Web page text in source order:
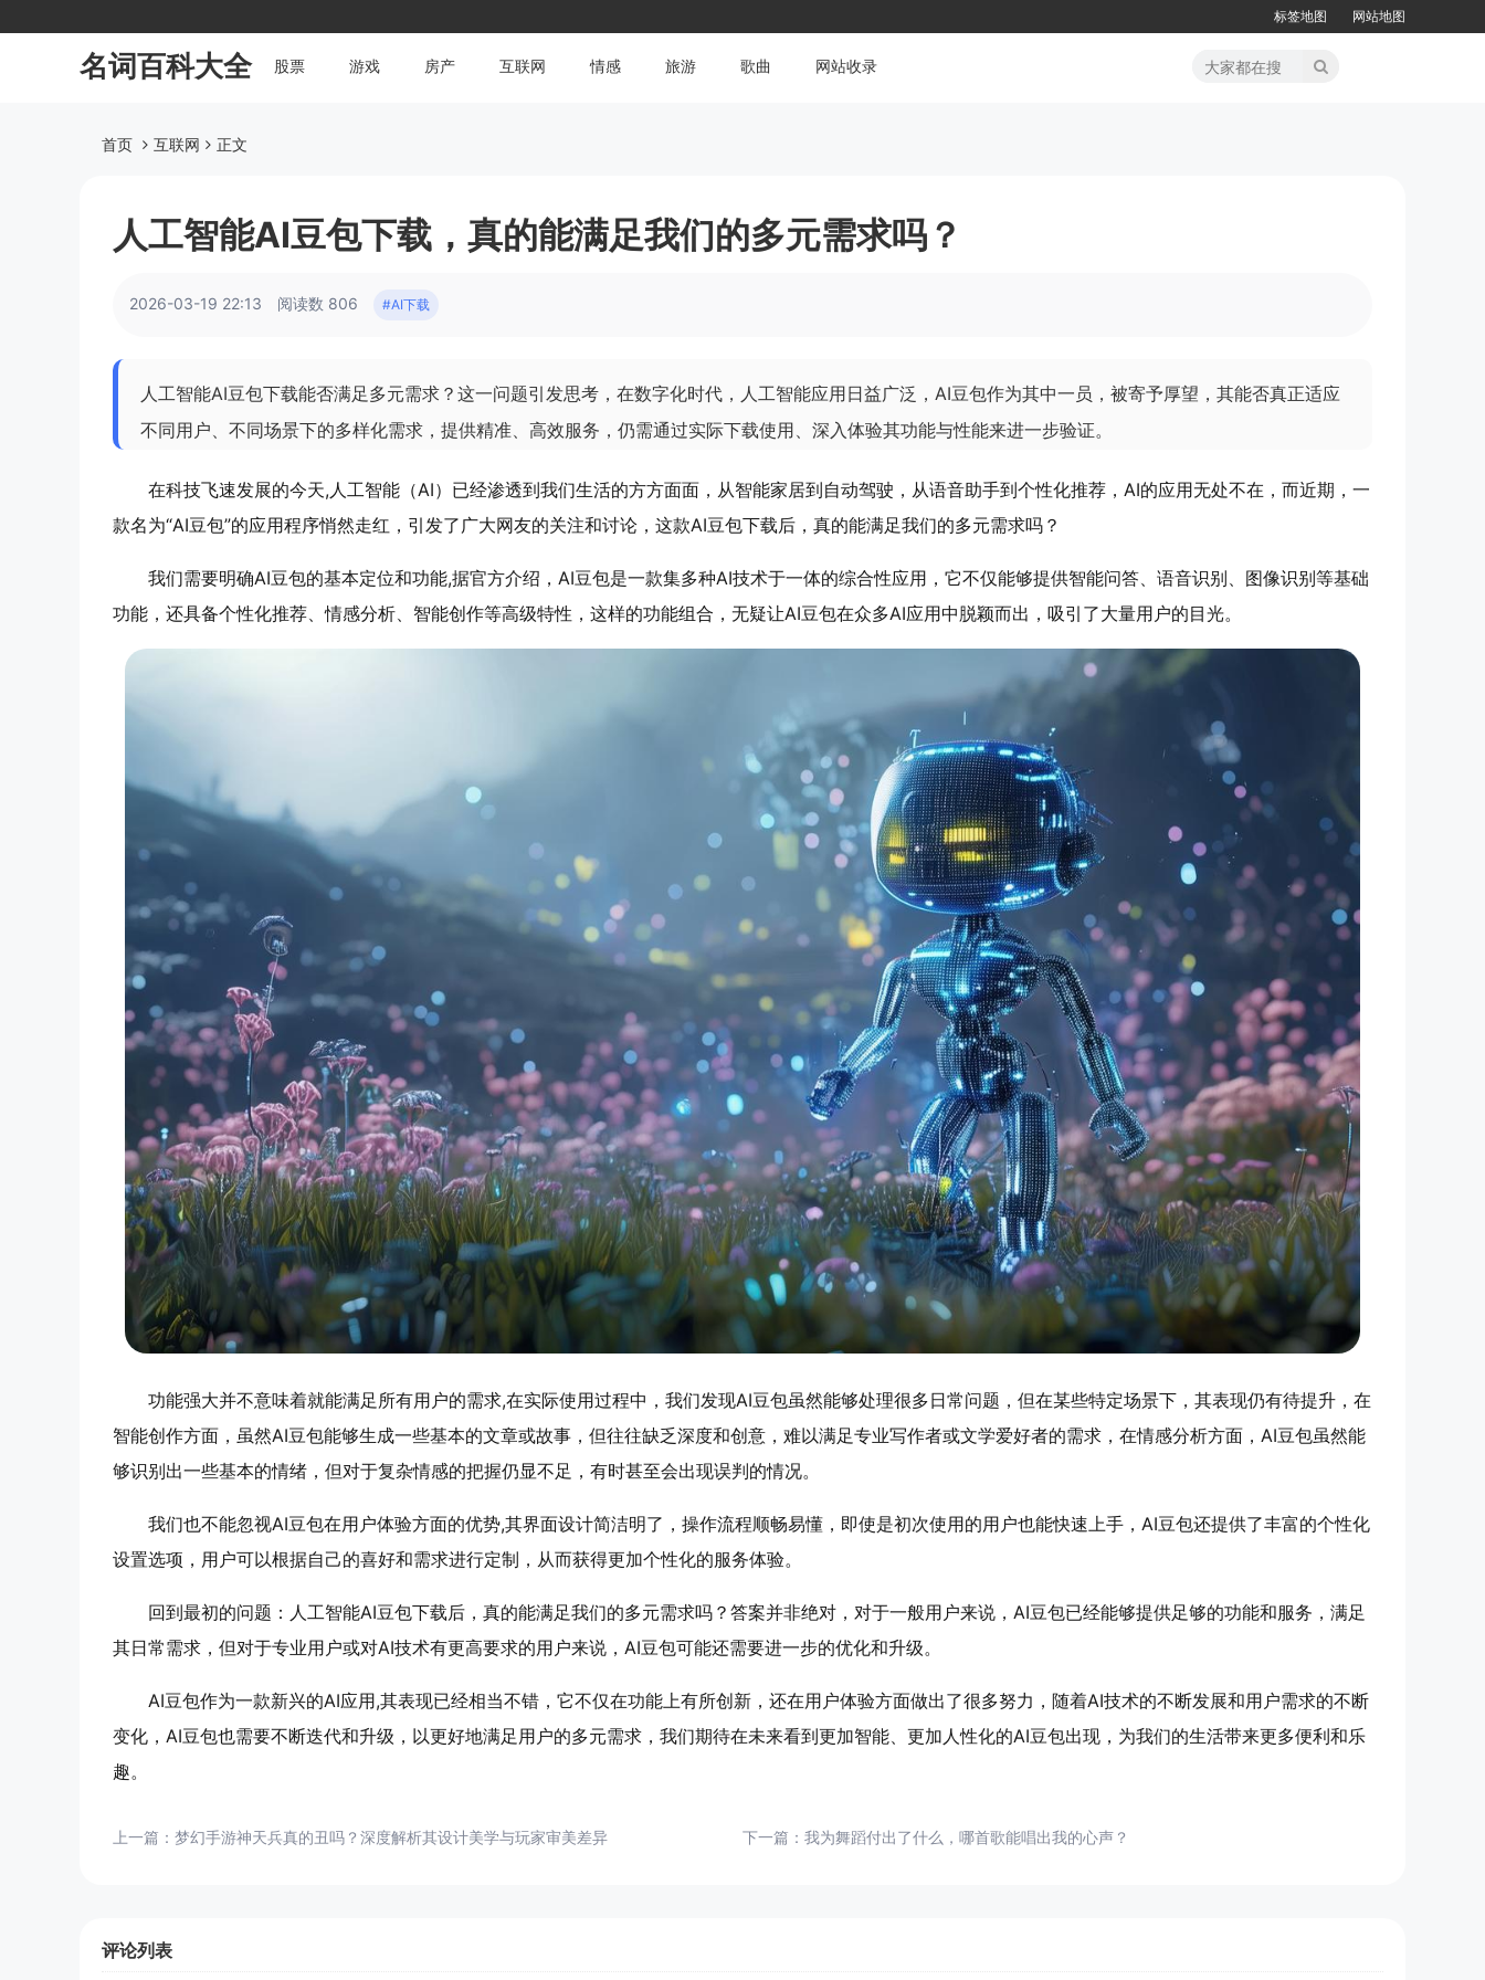
标签地图 网站地图
名词百科大全 股票 游戏 房产 互联网 情感 旅游 歌曲 网站收录
首页 互联网 正文
人工智能AI豆包下载，真的能满足我们的多元需求吗？
2026-03-19 22:13 阅读数 806 #AI下载
人工智能AI豆包下载能否满足多元需求？这一问题引发思考，在数字化时代，人工智能应用日益广泛，AI豆包作为其中一员，被寄予厚望，其能否真正适应
不同用户、不同场景下的多样化需求，提供精准、高效服务，仍需通过实际下载使用、深入体验其功能与性能来进一步验证。
在科技飞速发展的今天,人工智能（AI）已经渗透到我们生活的方方面面，从智能家居到自动驾驶，从语音助手到个性化推荐，AI的应用无处不在，而近期，一
款名为“AI豆包”的应用程序悄然走红，引发了广大网友的关注和讨论，这款AI豆包下载后，真的能满足我们的多元需求吗？
我们需要明确AI豆包的基本定位和功能,据官方介绍，AI豆包是一款集多种AI技术于一体的综合性应用，它不仅能够提供智能问答、语音识别、图像识别等基础
功能，还具备个性化推荐、情感分析、智能创作等高级特性，这样的功能组合，无疑让AI豆包在众多AI应用中脱颖而出，吸引了大量用户的目光。
功能强大并不意味着就能满足所有用户的需求,在实际使用过程中，我们发现AI豆包虽然能够处理很多日常问题，但在某些特定场景下，其表现仍有待提升，在
智能创作方面，虽然AI豆包能够生成一些基本的文章或故事，但往往缺乏深度和创意，难以满足专业写作者或文学爱好者的需求，在情感分析方面，AI豆包虽然能
够识别出一些基本的情绪，但对于复杂情感的把握仍显不足，有时甚至会出现误判的情况。
我们也不能忽视AI豆包在用户体验方面的优势,其界面设计简洁明了，操作流程顺畅易懂，即使是初次使用的用户也能快速上手，AI豆包还提供了丰富的个性化
设置选项，用户可以根据自己的喜好和需求进行定制，从而获得更加个性化的服务体验。
回到最初的问题：人工智能AI豆包下载后，真的能满足我们的多元需求吗？答案并非绝对，对于一般用户来说，AI豆包已经能够提供足够的功能和服务，满足
其日常需求，但对于专业用户或对AI技术有更高要求的用户来说，AI豆包可能还需要进一步的优化和升级。
AI豆包作为一款新兴的AI应用,其表现已经相当不错，它不仅在功能上有所创新，还在用户体验方面做出了很多努力，随着AI技术的不断发展和用户需求的不断
变化，AI豆包也需要不断迭代和升级，以更好地满足用户的多元需求，我们期待在未来看到更加智能、更加人性化的AI豆包出现，为我们的生活带来更多便利和乐
趣。
上一篇： 梦幻手游神天兵真的丑吗？深度解析其设计美学与玩家审美差异 下一篇： 我为舞蹈付出了什么，哪首歌能唱出我的心声？
评论列表